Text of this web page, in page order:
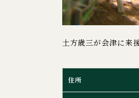
土方歳三が会津に来
住所